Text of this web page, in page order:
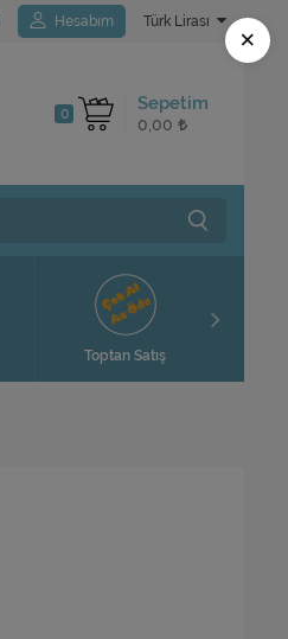
Hesabım Türk Lirası
Sepetim
0
0,00
Toptan Satış
×